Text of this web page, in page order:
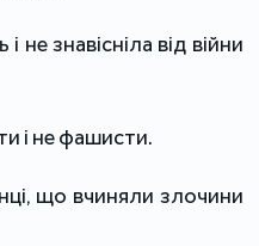
не знавісніла від війни
і не фашисти.
що вчиняли злочини